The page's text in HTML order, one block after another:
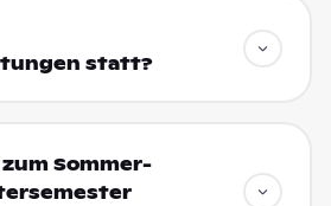
statt?
Sommer-